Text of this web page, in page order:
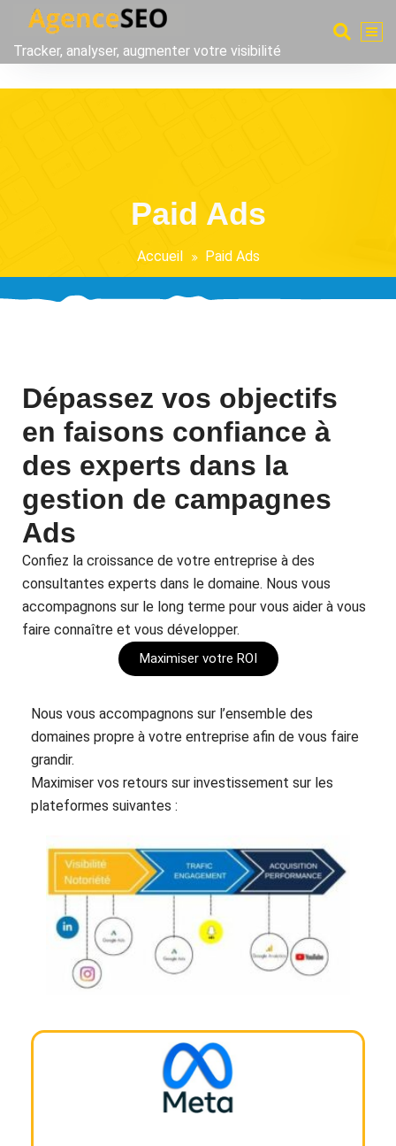
Tracker, analyser, augmenter votre visibilité
Paid Ads
Accueil Paid Ads
Dépassez vos objectifs
en faisons confiance à
des experts dans la
gestion de campagnes
Ads
Confiez la croissance de votre entreprise à des
consultantes experts dans le domaine. Nous vous
accompagnons sur le long terme pour vous aider à vous
faire connaître et vous développer.
Maximiser votre ROI
Nous vous accompagnons sur l’ensemble des
domaines propre à votre entreprise afin de vous faire
grandir.
Maximiser vos retours sur investissement sur les
plateformes suivantes :